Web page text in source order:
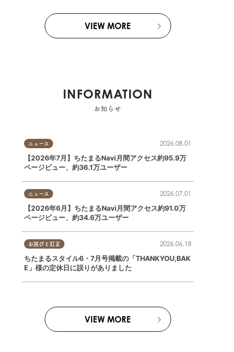
おひとりさま,友人
VIEW MORE
INFORMATION
お知らせ
ニュース 2026.08.01
【2026年7月】ちたまるNavi月間アクセス約95.9万
ページビュー、約36.1万ユーザー
ニュース 2026.07.01
【2026年6月】ちたまるNavi月間アクセス約91.0万
ページビュー、約34.6万ユーザー
お詫びと訂正 2026.06.18
ちたまるスタイル6・7月号掲載の「THANKYOU,BAK
E」様の定休日に誤りがありました
VIEW MORE